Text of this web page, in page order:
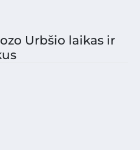
Urbšio laikas ir